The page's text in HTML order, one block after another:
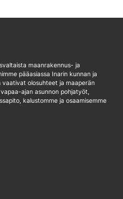
maanrakennus- ja
pääasiassa Inarin kunnan ja
vaativat olosuhteet ja maaperän
ajan asunnon pohjatyöt,
kalustomme ja osaamisemme